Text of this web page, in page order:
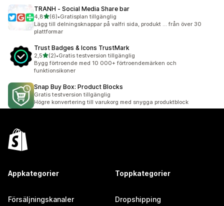
TRANH ‑ Social Media Share bar
4,8av 5 stjärnor
(6)
6 recensioner totalt
•Gratisplan tillgänglig
Lägg till delningsknappar på valfri sida, produkt ... från över 30
plattformar
Trust Badges & Icons TrustMark
2,5av 5 stjärnor
(2)
2 recensioner totalt
•Gratis testversion tillgänglig
Bygg förtroende med 10 000+ förtroendemärken och
funktionsikoner
Snap Buy Box: Product Blocks
Gratis testversion tillgänglig
Högre konvertering till varukorg med snygga produktblock
Appkategorier
Försäljningskanaler
Toppkategorier
Dropshipping